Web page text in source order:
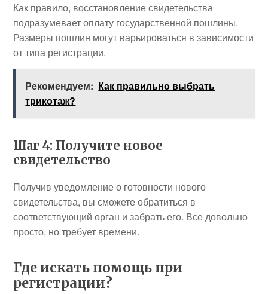
Как правило, восстановление свидетельства
подразумевает оплату государственной пошлины.
Размеры пошлин могут варьироваться в зависимости
от типа регистрации.
Рекомендуем: Как правильно выбрать
трикотаж?
Шаг 4: Получите новое
свидетельство
Получив уведомление о готовности нового
свидетельства, вы сможете обратиться в
соответствующий орган и забрать его. Все довольно
просто, но требует времени.
Где искать помощь при
регистрации?